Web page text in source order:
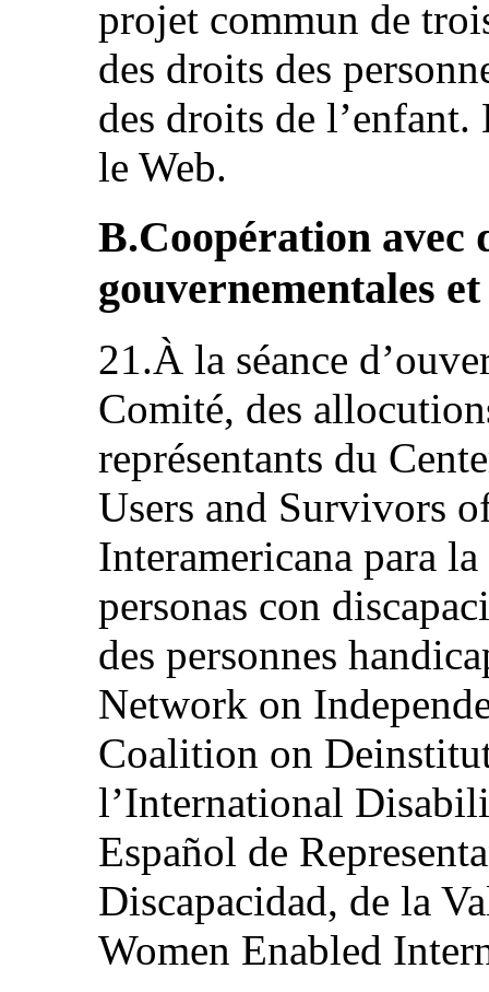
projet commun de
des droits des
des droits de l’enfant.
le Web.
B.Coopération avec
gouvernementales
21.À la séance
Comité, des
représentants du
Users and Survivors
Interamericana para
personas con
des personnes
Network on
Coalition on
l’International
Español de
Discapacidad, de la
Women Enabled